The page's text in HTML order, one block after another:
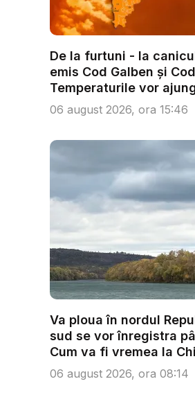
De la furtuni - la
emis Cod Galben și
Temperaturile vor
g...
06 august 2026, ora 15:46
Va ploua în nordul
sud se vor înregistra
Cum va fi vremea la
06 august 2026, ora 08:14